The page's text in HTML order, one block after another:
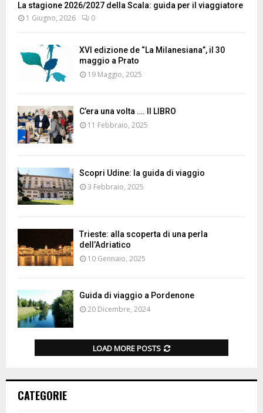
La stagione 2026/2027 della Scala: guida per il viaggiatore
1 Giugno, 2026 0
XVI edizione de “La Milanesiana”, il 30
maggio a Prato
19 Maggio, 2025
C’era una volta …. Il LIBRO
11 Febbraio, 2025
Scopri Udine: la guida di viaggio
3 Febbraio, 2025
Trieste: alla scoperta di una perla
dell’Adriatico
10 Gennaio, 2025
Guida di viaggio a Pordenone
20 Dicembre, 2024
LOAD MORE POSTS
CATEGORIE